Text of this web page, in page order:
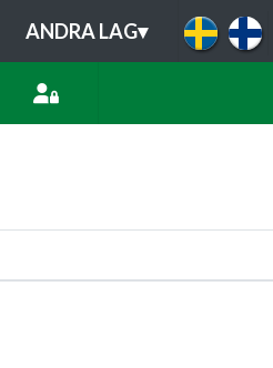
ANDRA LAG▾